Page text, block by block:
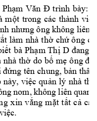
Phạm Văn Đ trình bày:
một trong các thành vi
nhưng ông không liên
làm nhà thờ chứ ông
bà Phạm Thị D đang
nhà thờ do bố mẹ ông để
tên chung, bản
này, việc quản lý nhà
nom, không liên quan
xin vắng mặt tất cả